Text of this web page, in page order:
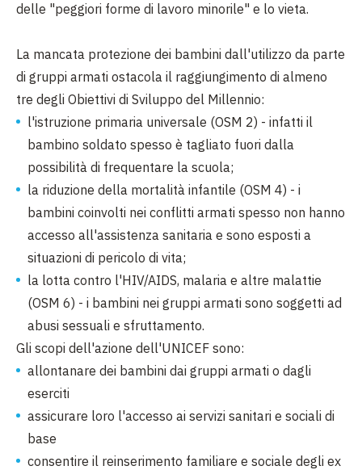
delle "peggiori forme di lavoro minorile" e lo vieta.
La mancata protezione dei bambini dall'utilizzo da parte
di gruppi armati ostacola il raggiungimento di almeno
tre degli Obiettivi di Sviluppo del Millennio:
l'istruzione primaria universale (OSM 2) - infatti il
bambino soldato spesso è tagliato fuori dalla
possibilità di frequentare la scuola;
la riduzione della mortalità infantile (OSM 4) - i
bambini coinvolti nei conflitti armati spesso non hanno
accesso all'assistenza sanitaria e sono esposti a
situazioni di pericolo di vita;
la lotta contro l'HIV/AIDS, malaria e altre malattie
(OSM 6) - i bambini nei gruppi armati sono soggetti ad
abusi sessuali e sfruttamento.
Gli scopi dell'azione dell'UNICEF sono:
allontanare dei bambini dai gruppi armati o dagli
eserciti
assicurare loro l'accesso ai servizi sanitari e sociali di
base
consentire il reinserimento familiare e sociale degli ex